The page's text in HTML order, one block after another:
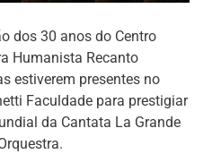
dos 30 anos do Centro
Humanista Recanto
estiverem presentes no
Faculdade para prestigiar
da Cantata La Grande